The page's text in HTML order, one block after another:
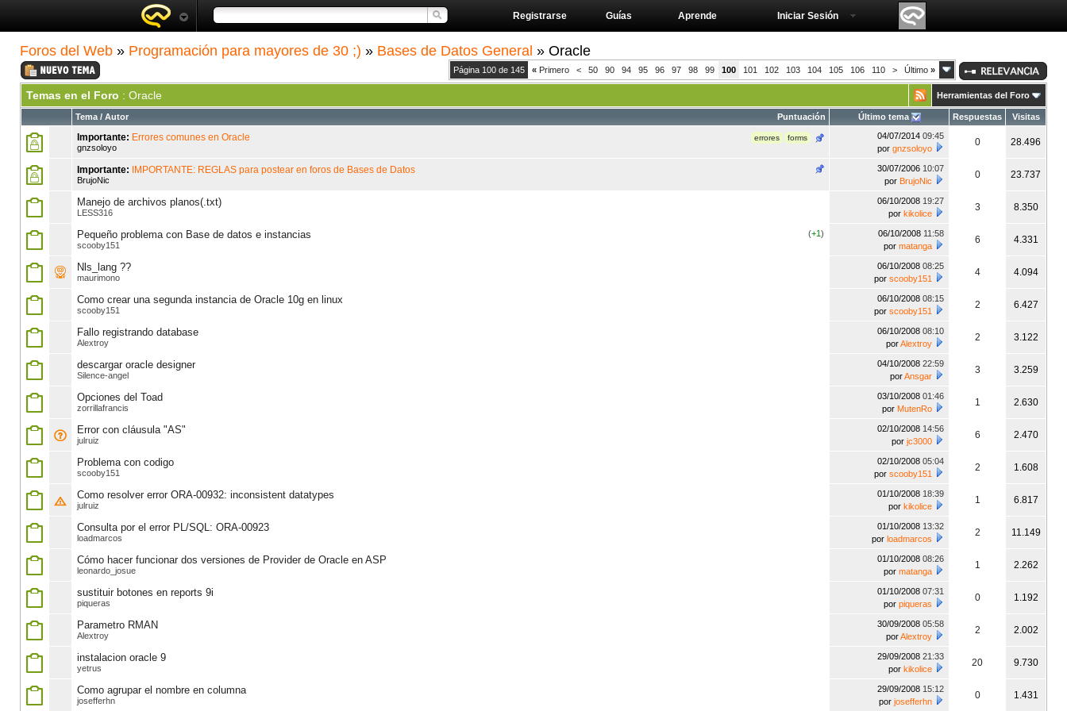
Aprende
Guías
Registrarse Iniciar Sesión
Foros del Web » Programación para mayores de 30 ;) » Bases de Datos General » Oracle
Página 100 de 145 « Primero < 50 90 94 95 96 97 98 99 100 101 102 103 104 105 106 110 > Último »
Temas en el Foro : Oracle Herramientas del Foro
Puntuación
Tema / Autor Último tema Respuestas Visitas
errores forms
Importante: Errores comunes en Oracle
gnzsoloyo
04/07/2014 09:45
por gnzsoloyo
0 28.496
Importante: IMPORTANTE: REGLAS para postear en foros de Bases de Datos
BrujoNic
30/07/2006 10:07
por BrujoNic
0 23.737
Manejo de archivos planos(.txt)
LESS316
06/10/2008 19:27
por kikolice
3 8.350
(+1)
Pequeño problema con Base de datos e instancias
scooby151
06/10/2008 11:58
por matanga
6 4.331
Nls_lang ??
maurimono
06/10/2008 08:25
por scooby151
4 4.094
Como crear una segunda instancia de Oracle 10g en linux
scooby151
06/10/2008 08:15
por scooby151
2 6.427
Fallo registrando database
Alextroy
06/10/2008 08:10
porAlextroy
2 3.122
descargar oracle designer
Silence-angel
04/10/2008 22:59
porAnsgar
3 3.259
Opciones del Toad
zorrillafrancis
03/10/2008 01:46
por MutenRo
1 2.630
Error con cláusula "AS"
julruiz
02/10/2008 14:56
por jc3000
6 2.470
Problema con codigo
scooby151
02/10/2008 05:04
por scooby151
2 1.608
Como resolver error ORA-00932: inconsistent datatypes
julruiz
01/10/2008 18:39
por kikolice
1 6.817
Consulta por el error PL/SQL: ORA-00923
loadmarcos
01/10/2008 13:32
por loadmarcos
2 11.149
Cómo hacer funcionar dos versiones de Provider de Oracle en ASP
leonardo_josue
01/10/2008 08:26
por matanga
1 2.262
sustituir botones en reports 9i
piqueras
01/10/2008 07:31
por piqueras
0 1.192
Parametro RMAN
Alextroy
30/09/2008 05:58
porAlextroy
2 2.002
instalacion oracle 9
yetrus
29/09/2008 21:33
por kikolice
20 9.730
Como agrupar el nombre en columna
josefferhn
29/09/2008 15:12
por josefferhn
0 1.431